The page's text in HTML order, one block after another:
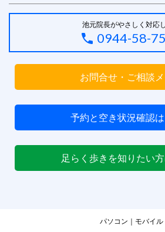
池元院長がやさしく対応
0944-58-
お問合せ・ご相談
予約と空き状況確認
足らく歩きを知りたい
パソコン ｜モバイル